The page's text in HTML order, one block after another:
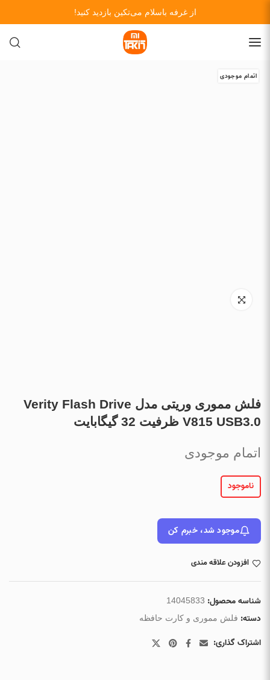
از غرفه باسلام می‌تکین بازدید کنید!
اتمام موجودی
فلش مموری وریتی مدل Verity Flash Drive
V815 USB3.0 ظرفیت 32 گیگابایت
اتمام موجودی
ناموجود
موجود شد، خبرم کن
افزودن علاقه مندی
شناسه محصول: 14045833
دسته: فلش مموری و کارت حافظه
اشتراک گذاری: